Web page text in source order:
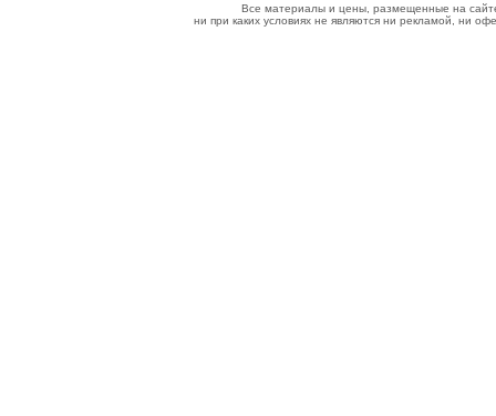
Все материалы и цены, размещенные на
ни при каких условиях не являются ни рекламой, ни